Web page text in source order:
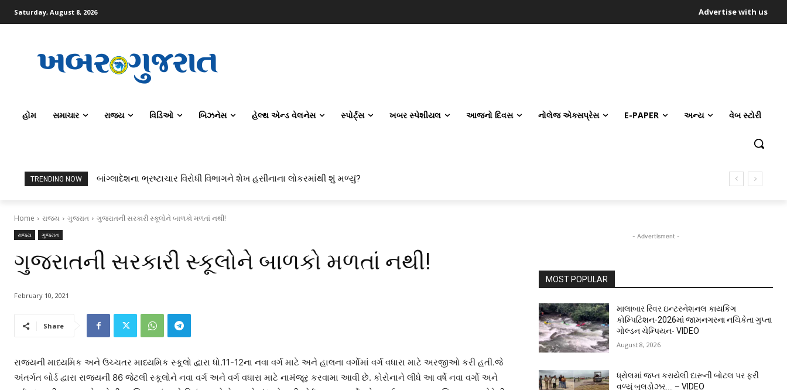
Saturday, August 8, 2026 Advertise with us
હોમ સમાચાર રાજ્ય વિડિઓ બિઝનેસ હેલ્થ એન્ડ વેલનેસ સ્પોર્ટ્સ ખબર સ્પેશીયલ આજનો દિવસ નોલેજ એક્સપ્રેસ E-PAPER અન્ય વેબ સ્ટોરી
TRENDING NOW બાંગ્લાદેશના ભ્રષ્ટાચાર વિરોધી વિભાગને શેખ હસીનાના લોકરમાંથી શું મળ્યું?
Home રાજ્ય ગુજરાત ગુજરાતની સરકારી સ્કૂલોને બાળકો મળતાં નથી!
રાજ્ય ગુજરાત
ગુજરાતની સરકારી સ્કૂલોને બાળકો મળતાં નથી!
February 10, 2021
Share
રાજ્યની માધ્યમિક અને ઉચ્ચતર માધ્યમિક સ્કૂલો દ્વારા ધો.11-12ના નવા વર્ગ માટે અને હાલના વર્ગોમાં વર્ગ વધારા માટે અરજીઓ કરી હતી.જે
અંતર્ગત બોર્ડ દ્વારા રાજ્યની 86 જેટલી સ્કૂલોને નવા વર્ગ અને વર્ગ વધારા માટે નામંજૂર કરવામા આવી છે. કોરોનાને લીધે આ વર્ષે નવા વર્ગો અને
- Advertisment -
MOST POPULAR
માલાબાર રિવર ઇન્ટરનેશનલ કાયકિંગ
કોમ્પિટિશન-2026માં જામનગરના નચિકેતા ગુપ્તા
ગોલ્ડન ચેમ્પિયન- VIDEO
August 8, 2026
ધ્રોલમાં જપ્ત કરાયેલી દારૂની બોટલ પર ફરી
વળ્યું બુલડોઝર…. – VIDEO